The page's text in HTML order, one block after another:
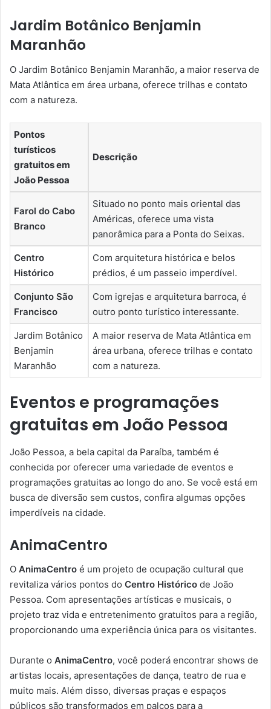
Jardim Botânico Benjamin
Maranhão
O Jardim Botânico Benjamin Maranhão, a maior reserva de
Mata Atlântica em área urbana, oferece trilhas e contato
com a natureza.
Pontos
turísticos
gratuitos em
João Pessoa
Descrição
Farol do Cabo
Branco
Situado no ponto mais oriental das
Américas, oferece uma vista
panorâmica para a Ponta do Seixas.
Centro
Histórico
Com arquitetura histórica e belos
prédios, é um passeio imperdível.
Conjunto São
Francisco
Com igrejas e arquitetura barroca, é
outro ponto turístico interessante.
Jardim Botânico
Benjamin
Maranhão
A maior reserva de Mata Atlântica em
área urbana, oferece trilhas e contato
com a natureza.
Eventos e programações
gratuitas em João Pessoa
João Pessoa, a bela capital da Paraíba, também é
conhecida por oferecer uma variedade de eventos e
programações gratuitas ao longo do ano. Se você está em
busca de diversão sem custos, confira algumas opções
imperdíveis na cidade.
AnimaCentro
O AnimaCentro é um projeto de ocupação cultural que
revitaliza vários pontos do Centro Histórico de João
Pessoa. Com apresentações artísticas e musicais, o
projeto traz vida e entretenimento gratuitos para a região,
proporcionando uma experiência única para os visitantes.
Durante o AnimaCentro, você poderá encontrar shows de
artistas locais, apresentações de dança, teatro de rua e
muito mais. Além disso, diversas praças e espaços
públicos são transformados em palcos para a